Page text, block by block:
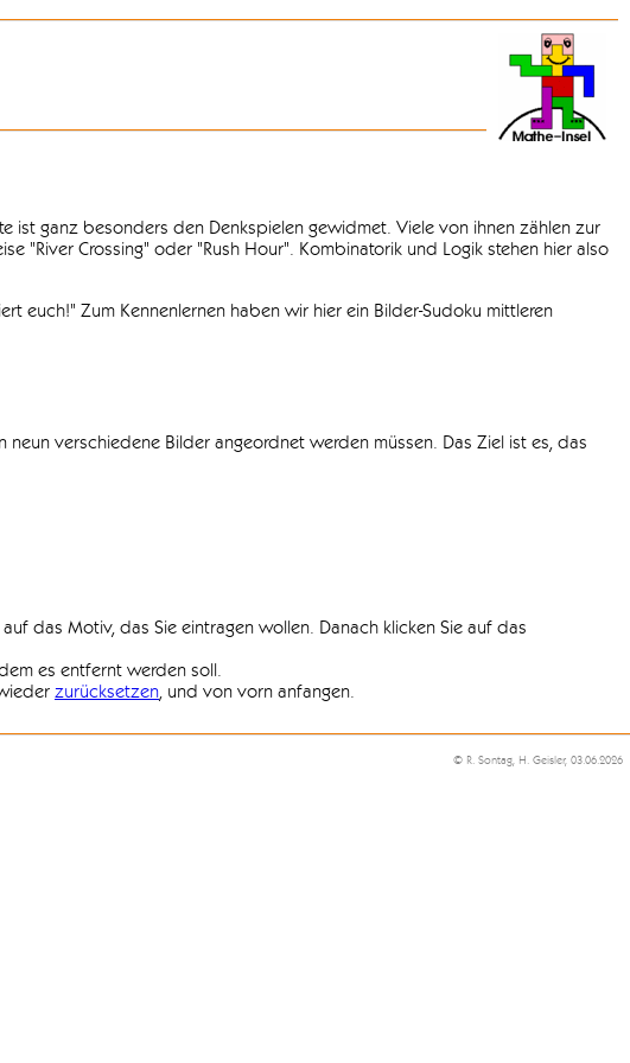
ist ganz besonders den Denkspielen gewidmet. Viele von ihnen zählen zur
"River Crossing" oder "Rush Hour". Kombinatorik und Logik stehen hier also
euch!" Zum Kennenlernen haben wir hier ein Bilder-Sudoku mittleren
verschiedene Bilder angeordnet werden müssen. Das Ziel ist es, das
das Motiv, das Sie eintragen wollen. Danach klicken Sie auf das
es entfernt werden soll.
zurücksetzen, und von vorn anfangen.
© R. Sontag, H. Geisler, 03.06.2026